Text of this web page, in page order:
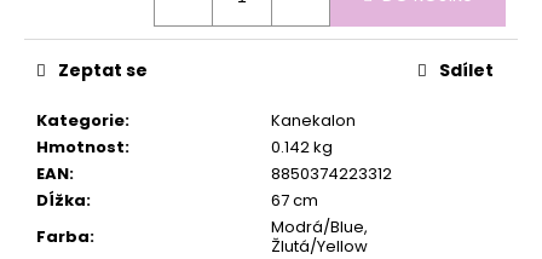
Kategorie:
Kanekalon
Hmotnost:
0.142 kg
EAN:
8850374223312
Dĺžka:
67 cm
Farba:
Modrá/Blue,
Žlutá/Yellow
Zeptat se Sdílet